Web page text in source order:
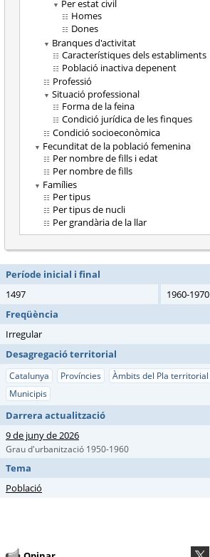
Per estat civil
Homes
Dones
Branques d'activitat
Característiques dels establiments
Població inactiva depenent
Professió
Situació professional
Forma de la feina
Condició jurídica de les finques
Condició socioeconòmica
Fecunditat de la població femenina
Per nombre de fills i edat
Per nombre de fills
Famílies
Per tipus
Per tipus de nucli
Per grandària de la llar
Període inicial i final
1497
1960-1970
Freqüència
Irregular
Desagregació territorial
Catalunya Províncies Àmbits del Pla territorial
Municipis
Darrera actualització
9 de juny de 2026
Grau d'urbanització 1950-1960
Tema
Població